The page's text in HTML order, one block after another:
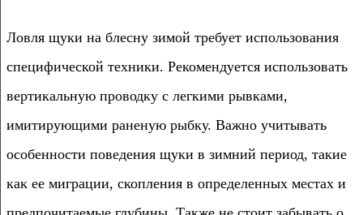
Ловля щуки на блесну зимой требует использования
специфической техники. Рекомендуется использовать
вертикальную проводку с легкими рывками,
имитирующими раненую рыбку. Важно учитывать
особенности поведения щуки в зимний период, такие
как ее миграции, скопления в определенных местах и